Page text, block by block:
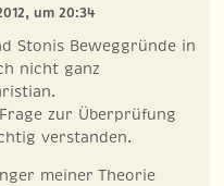
um 20:34
Stonis Beweggründe in
nicht ganz
zur Überprüfung
verstanden.
meiner Theorie